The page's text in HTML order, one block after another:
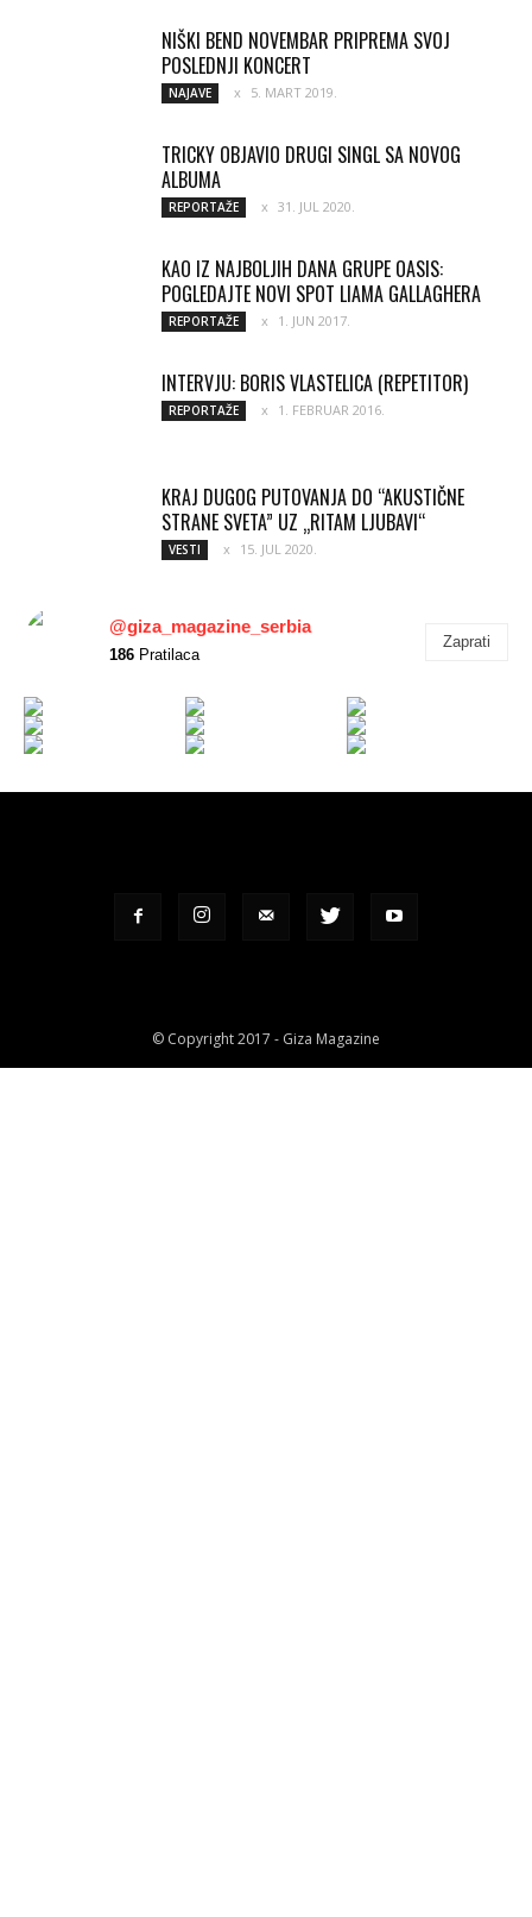
NIŠKI BEND NOVEMBAR PRIPREMA SVOJ
POSLEDNJI KONCERT
NAJAVE 5. MART 2019.
TRICKY OBJAVIO DRUGI SINGL SA NOVOG
ALBUMA
REPORTAŽE 31. JUL 2020.
KAO IZ NAJBOLJIH DANA GRUPE OASIS:
POGLEDAJTE NOVI SPOT LIAMA GALLAGHERA
REPORTAŽE 1. JUN 2017.
INTERVJU: BORIS VLASTELICA (REPETITOR)
REPORTAŽE 1. FEBRUAR 2016.
KRAJ DUGOG PUTOVANJA DO “AKUSTIČNE
STRANE SVETA” UZ „RITAM LJUBAVI“
VESTI 15. JUL 2020.
@giza_magazine_serbia
186 Pratilaca
Zaprati
© Copyright 2017 - Giza Magazine